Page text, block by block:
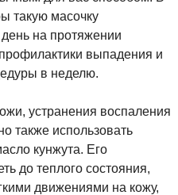
такую масочку
на протяжении
выпадения и
в неделю.
устранения воспаления
также использовать
кунжута. Его
до теплого состояния,
движениями на кожу,